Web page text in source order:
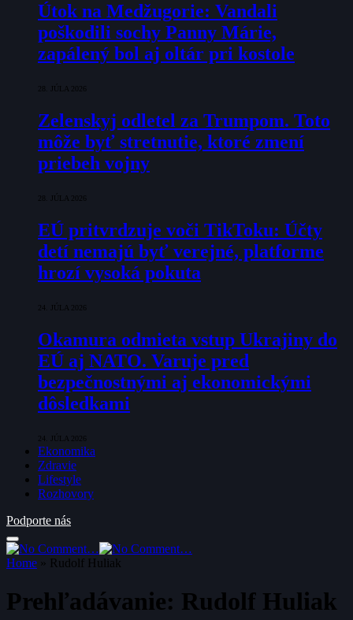
Útok na Medžugorie: Vandali
poškodili sochy Panny Márie,
zapálený bol aj oltár pri kostole
28. JÚLA 2026
Zelenskyj odletel za Trumpom. Toto
môže byť stretnutie, ktoré zmení
priebeh vojny
28. JÚLA 2026
EÚ pritvrdzuje voči TikToku: Účty
detí nemajú byť verejné, platforme
hrozí vysoká pokuta
24. JÚLA 2026
Okamura odmieta vstup Ukrajiny do
EÚ aj NATO. Varuje pred
bezpečnostnými aj ekonomickými
dôsledkami
24. JÚLA 2026
Ekonomika
Zdravie
Lifestyle
Rozhovory
Podporte nás
Home » Rudolf Huliak
Prehľadávanie: Rudolf Huliak